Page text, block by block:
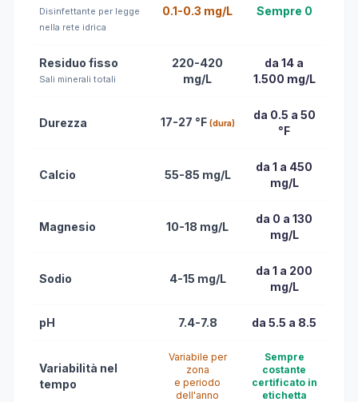
Disinfettante per legge
nella rete idrica
0.1-0.3 mg/L Sempre 0
Residuo fisso
Sali minerali totali
220-420
mg/L
da 14 a
1.500 mg/L
Durezza 17-27 °F (dura)
da 0.5 a 50
°F
Calcio 55-85 mg/L
da 1 a 450
mg/L
Magnesio 10-18 mg/L
da 0 a 130
mg/L
Sodio 4-15 mg/L
da 1 a 200
mg/L
pH 7.4-7.8 da 5.5 a 8.5
Variabilità nel
tempo
Variabile per
zona
e periodo
dell'anno
Sempre
costante
certificato in
etichetta